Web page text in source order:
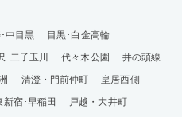
中目黒
目黒･白金高輪
･二子玉川 代々木公園
井の頭線
清澄・門前仲町
皇居西側
新宿･早稲田
戸越・大井町